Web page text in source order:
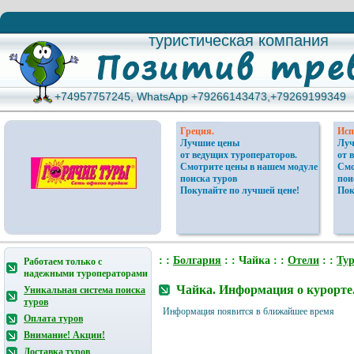
туристическая компания
туристическая компания
+74957757245, WhatsApp +79266143473,+79269199349
+74957757245, WhatsApp +79266143473,+79269199349
Греция.
Лучшие цены
от ведущих туроператоров.
Смотрите цены в нашем модуле
поиска туров
Покупайте по лучшей цене!
от
Работаем только с
надежными туроператорами
Уникальная система поиска
туров
Оплата туров
Внимание! Акции!
Доставка туров
: : Болгария : : Чайка : : Отели : :
Чайка. Информация о
Информация появится в ближайшее время